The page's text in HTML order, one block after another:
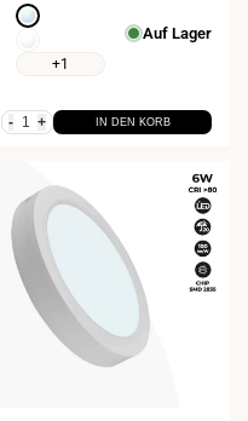
Kaltweiß
4000K+1
Auf Lager
- + IN DEN KORB